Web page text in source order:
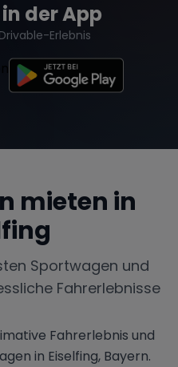
der App
Erlebnis
mieten in
Sportwagen und
Fahrerlebnisse
Fahrerlebnis und
in Eiselfing, Bayern.